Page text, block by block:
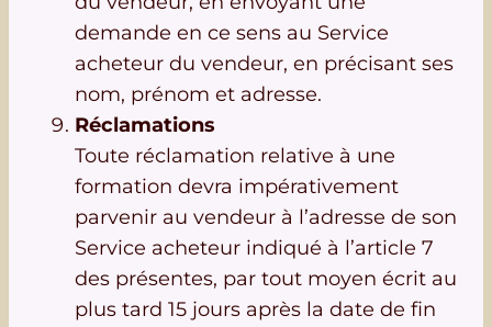
demande en ce sens au Service
acheteur du vendeur, en précisant ses
nom, prénom et adresse.
Réclamations
Toute réclamation relative à une
formation devra impérativement
parvenir au vendeur à l’adresse de son
Service acheteur indiqué à l’article 7
des présentes, par tout moyen écrit au
plus tard 15 jours après la date de fin